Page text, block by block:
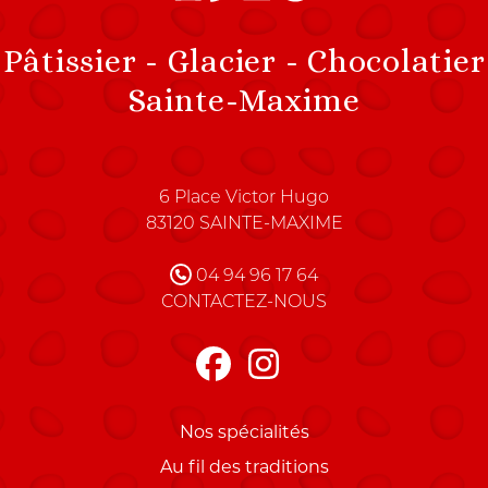
Pâtissier - Glacier - Chocolatier
Sainte-Maxime
Charles Pierrugues Maître
6 Place Victor Hugo
83120 SAINTE-MAXIME
04 94 96 17 64
CONTACTEZ-NOUS
Nos spécialités
Au fil des traditions